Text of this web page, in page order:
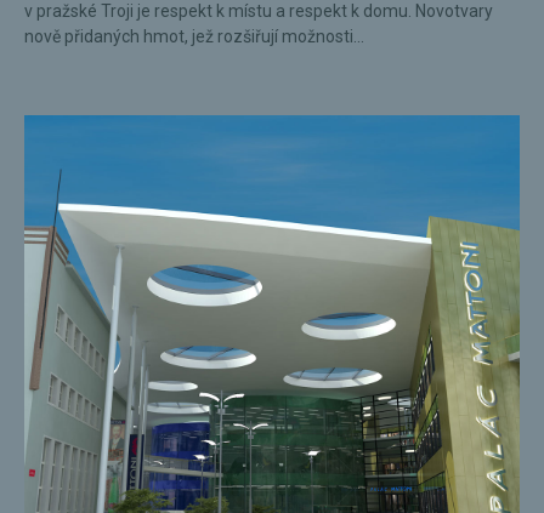
v pražské Troji je respekt k místu a respekt k domu. Novotvary
nově přidaných hmot, jež rozšiřují možnosti...